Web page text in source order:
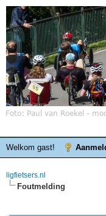
Welkom gast!
ligfietsers.nl
Foutmelding